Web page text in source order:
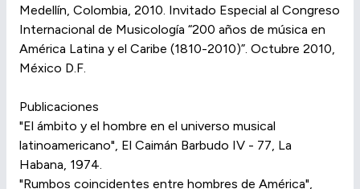
Medellín, Colombia, 2010. Invitado Especial al Congreso
Internacional de Musicología “200 años de música en
América Latina y el Caribe (1810-2010)”. Octubre 2010,
México D.F.
Publicaciones
"El ámbito y el hombre en el universo musical
latinoamericano", El Caimán Barbudo IV - 77, La
Habana, 1974.
"Rumbos coincidentes entre hombres de América",